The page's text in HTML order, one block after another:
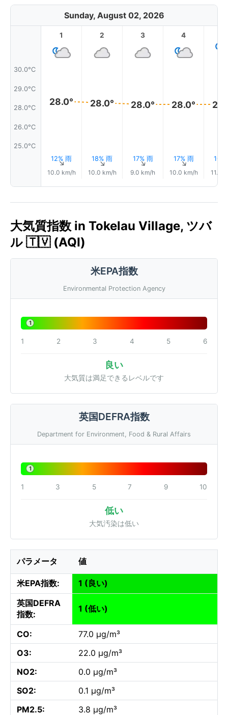
Sunday, August 02, 2026
30.0°C
29.0°C
28.0°C
26.0°C
25.0°C
1
28.0°
12% 雨
↑
10.0 km/h
2
28.0°
18% 雨
↑
10.0 km/h
3
28.0°
17% 雨
↑
9.0 km/h
4
28.0°
17% 雨
↑
10.0 km/h
10%
11.0
大気質指数 in Tokelau Village, ツバ
ル 🇹🇻 (AQI)
米EPA指数
Environmental Protection Agency
1
1 2 3 4 5 6
良い
大気質は満足できるレベルです
英国DEFRA指数
Department for Environment, Food & Rural Affairs
1
1 3 5 7 9 10
低い
大気汚染は低い
パラメータ 値
米EPA指数:
1 (良い)
英国DEFRA
指数:
1 (低い)
CO:
77.0 µg/m³
O3:
22.0 µg/m³
NO2:
0.0 µg/m³
SO2:
0.1 µg/m³
PM2.5:
3.8 µg/m³